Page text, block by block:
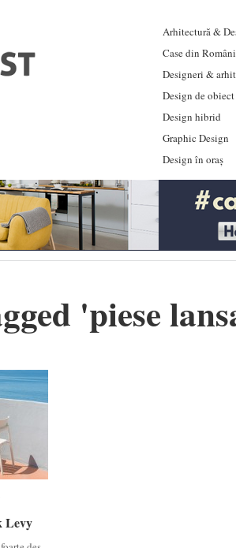
Arhitectură &
Case din
Designeri &
Design de obiect
Design hibrid
Graphic Design
Design în oraș
'piese
Levy
Levy